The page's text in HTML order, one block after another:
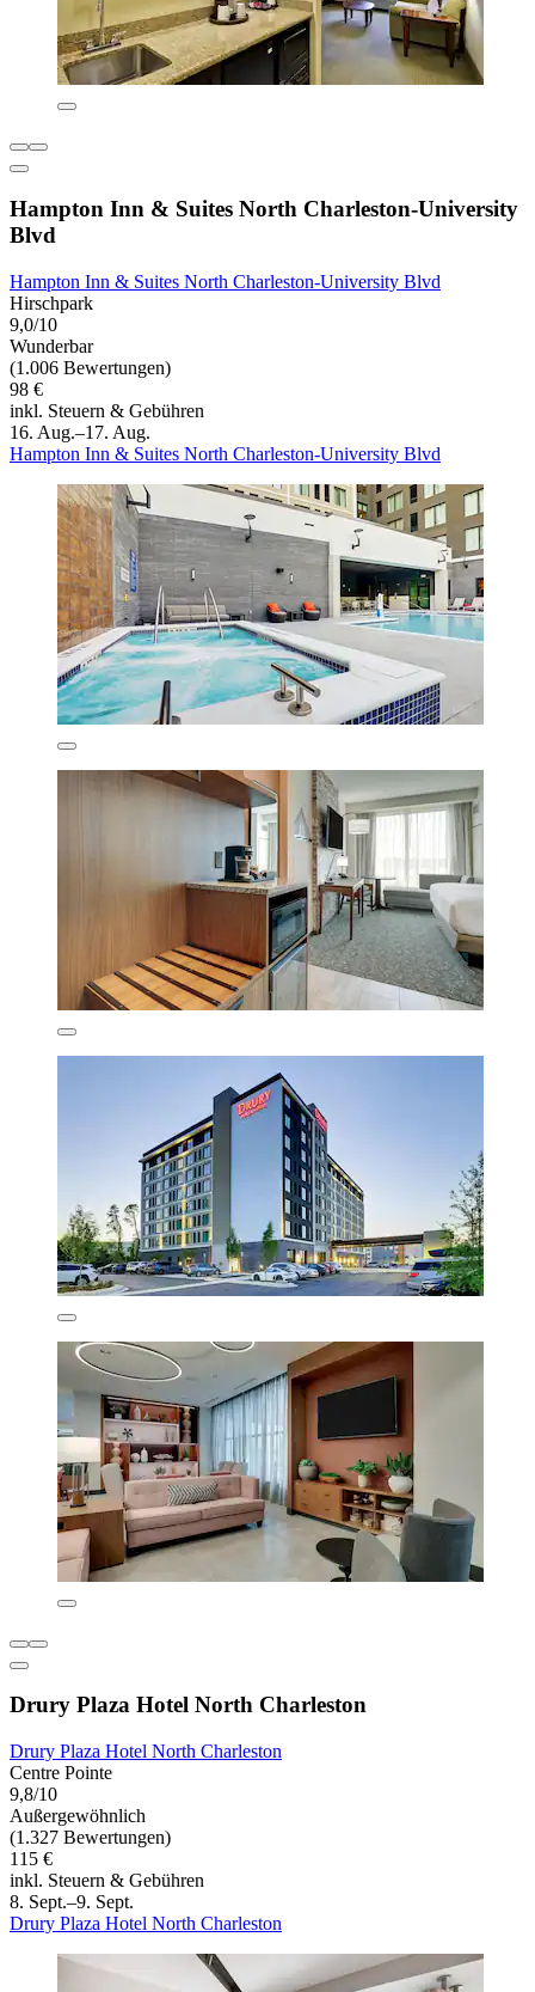
Hampton Inn & Suites North Charleston-University
Blvd
Hampton Inn & Suites North Charleston-University Blvd
Hirschpark
9,0/10
Wunderbar
(1.006 Bewertungen)
98 €
inkl. Steuern & Gebühren
16. Aug.–17. Aug.
Hampton Inn & Suites North Charleston-University Blvd
Drury Plaza Hotel North Charleston
Drury Plaza Hotel North Charleston
Centre Pointe
9,8/10
Außergewöhnlich
(1.327 Bewertungen)
115 €
inkl. Steuern & Gebühren
8. Sept.–9. Sept.
Drury Plaza Hotel North Charleston